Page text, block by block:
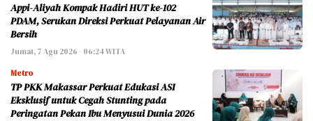
Appi-Aliyah Kompak Hadiri HUT ke-102
PDAM, Serukan Direksi Perkuat Pelayanan Air
Bersih
Jumat, 7 Agu 2026 - 06:24 WITA
Metro
TP PKK Makassar Perkuat Edukasi ASI
Eksklusif untuk Cegah Stunting pada
Peringatan Pekan Ibu Menyusui Dunia 2026